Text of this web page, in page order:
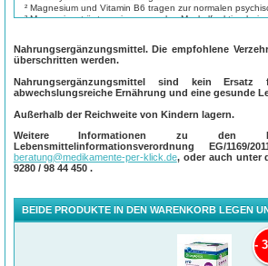
² Magnesium und Vitamin B6 tragen zur normalen
³ Magnesium trägt zu einer normalen Muskelfunktion bei.
Nahrungsergänzungsmittel. Die empfohlene
überschritten werden.
Nahrungsergänzungsmittel sind kein Ersatz
abwechslungsreiche Ernährung und eine gesunde
Außerhalb der Reichweite von Kindern lagern.
Weitere Informationen zu den
Lebensmittelinformationsverordnung EG/
beratung@medikamente-per-klick.de, oder auch unter
9280 / 98 44 450 .
BEIDE PRODUKTE IN DEN WARENKORB LEGEN